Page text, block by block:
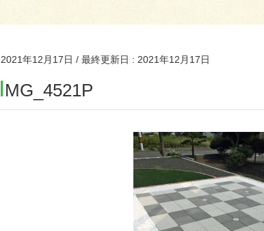
2021年12月17日 / 最終更新日 : 2021年12月17日
IMG_4521P